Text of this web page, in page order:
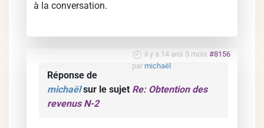
à la conversation.
il y a 14 ans 5 mois #8156
par michaël
Réponse de
michaëlsur le sujet Re: Obtention des
revenus N-2